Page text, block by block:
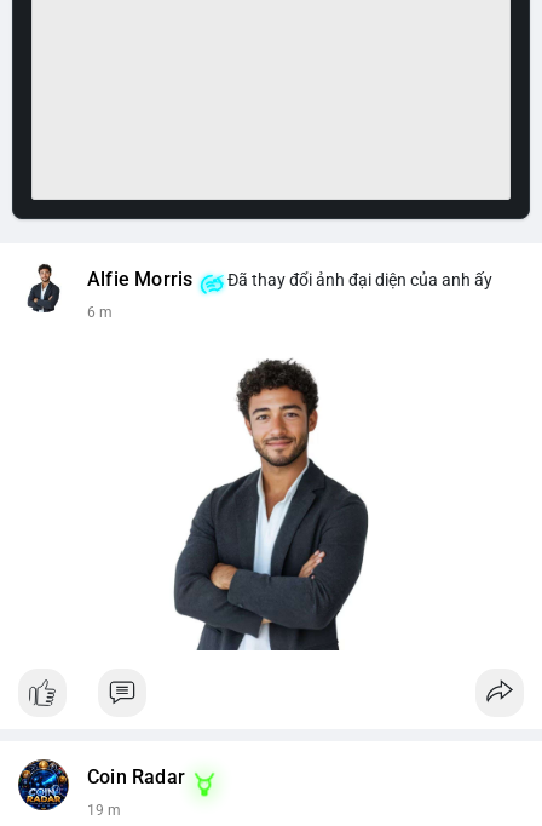
Alfie Morris Đã thay đổi ảnh đại diện của anh ấy
6 m
Coin Radar
19 m